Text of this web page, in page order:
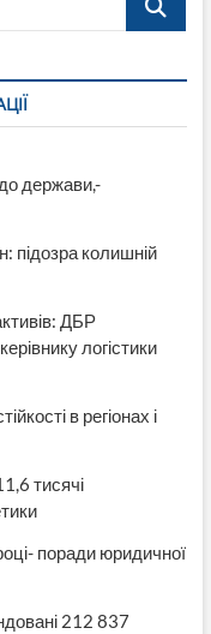
держави,-
підозра колишній
ДБР
логістики
в регіонах і
тисячі
поради юридичної
212 837